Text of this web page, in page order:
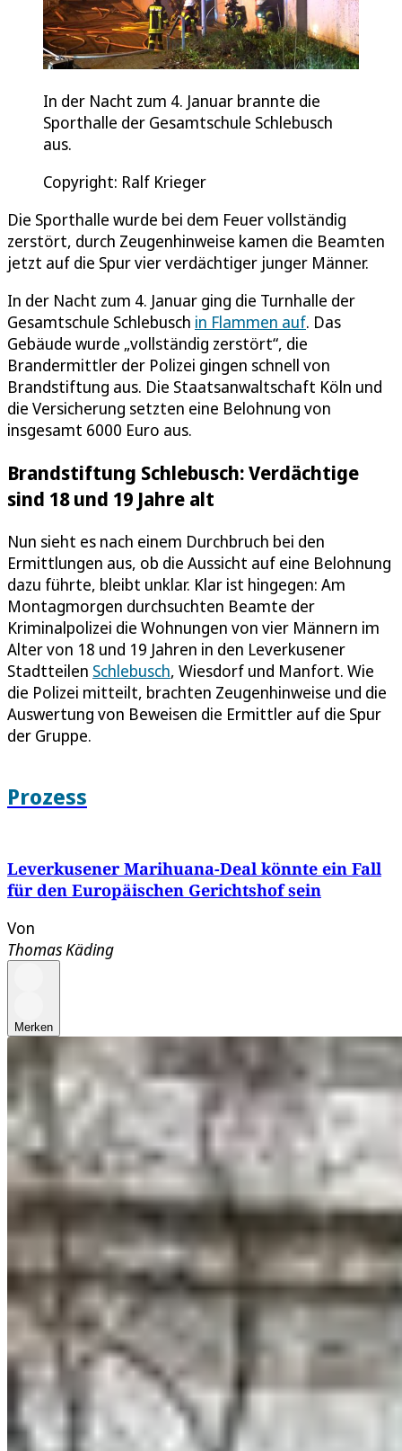
In der Nacht zum 4. Januar brannte die
Sporthalle der Gesamtschule Schlebusch
aus.
Copyright: Ralf Krieger
Die Sporthalle wurde bei dem Feuer vollständig
zerstört, durch Zeugenhinweise kamen die Beamten
jetzt auf die Spur vier verdächtiger junger Männer.
In der Nacht zum 4. Januar ging die Turnhalle der
Gesamtschule Schlebusch in Flammen auf. Das
Gebäude wurde „vollständig zerstört“, die
Brandermittler der Polizei gingen schnell von
Brandstiftung aus. Die Staatsanwaltschaft Köln und
die Versicherung setzten eine Belohnung von
insgesamt 6000 Euro aus.
Brandstiftung Schlebusch: Verdächtige
sind 18 und 19 Jahre alt
Nun sieht es nach einem Durchbruch bei den
Ermittlungen aus, ob die Aussicht auf eine Belohnung
dazu führte, bleibt unklar. Klar ist hingegen: Am
Montagmorgen durchsuchten Beamte der
Kriminalpolizei die Wohnungen von vier Männern im
Alter von 18 und 19 Jahren in den Leverkusener
Stadtteilen Schlebusch, Wiesdorf und Manfort. Wie
die Polizei mitteilt, brachten Zeugenhinweise und die
Auswertung von Beweisen die Ermittler auf die Spur
der Gruppe.
Prozess
Leverkusener Marihuana-Deal könnte ein Fall
für den Europäischen Gerichtshof sein
Von
Thomas Käding
Merken